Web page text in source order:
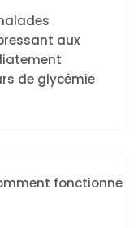
aux
de glycémie